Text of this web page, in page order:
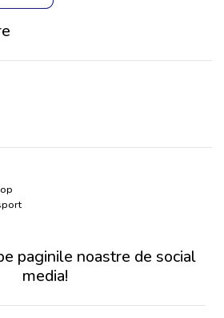
paginile noastre de social
media!